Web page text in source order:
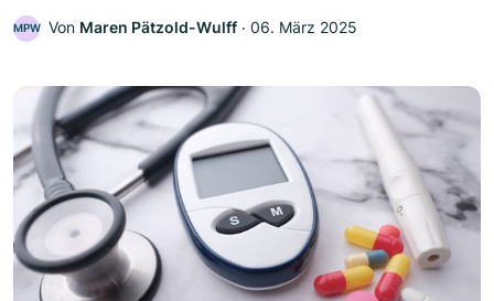
MPW Von Maren Pätzold-Wulff ‧ 06. März 2025